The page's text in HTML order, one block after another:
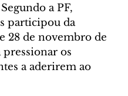
a PF,
participou da
28 de novembro de
pressionar os
a aderirem ao